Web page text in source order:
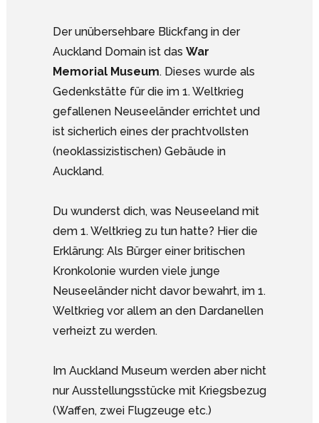
Der unübersehbare Blickfang in der
Auckland Domain ist das War
Memorial Museum. Dieses wurde als
Gedenkstätte für die im 1. Weltkrieg
gefallenen Neuseeländer errichtet und
ist sicherlich eines der prachtvollsten
(neoklassizistischen) Gebäude in
Auckland.
Du wunderst dich, was Neuseeland mit
dem 1. Weltkrieg zu tun hatte? Hier die
Erklärung: Als Bürger einer britischen
Kronkolonie wurden viele junge
Neuseeländer nicht davor bewahrt, im 1.
Weltkrieg vor allem an den Dardanellen
verheizt zu werden.
Im Auckland Museum werden aber nicht
nur Ausstellungsstücke mit Kriegsbezug
(Waffen, zwei Flugzeuge etc.)